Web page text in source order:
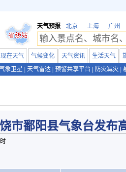
天气预报 北京 上海 广州
现在天气 气候变化 天气资讯 生活天气
象卫星 天气雷达 预警共享平台 防灾减灾
市鄱阳县气象台发布